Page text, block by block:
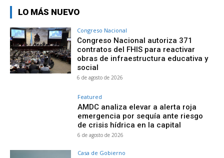
LO MÁS NUEVO
Congreso Nacional
Congreso Nacional autoriza 371
contratos del FHIS para reactivar
obras de infraestructura educativa y
social
6 de agosto de 2026
Featured
AMDC analiza elevar a alerta roja
emergencia por sequía ante riesgo
de crisis hídrica en la capital
6 de agosto de 2026
Casa de Gobierno